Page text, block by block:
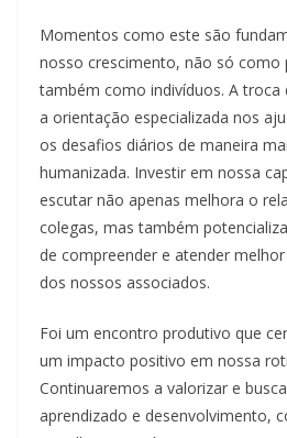
Momentos como este são
nosso crescimento, não só como
também como indivíduos. A troca
a orientação especializada nos
os desafios diários de maneira
humanizada. Investir em nossa
escutar não apenas melhora o
colegas, mas também
de compreender e atender
dos nossos associados.
Foi um encontro produtivo que
um impacto positivo em nossa
Continuaremos a valorizar e
aprendizado e desenvolvimento,